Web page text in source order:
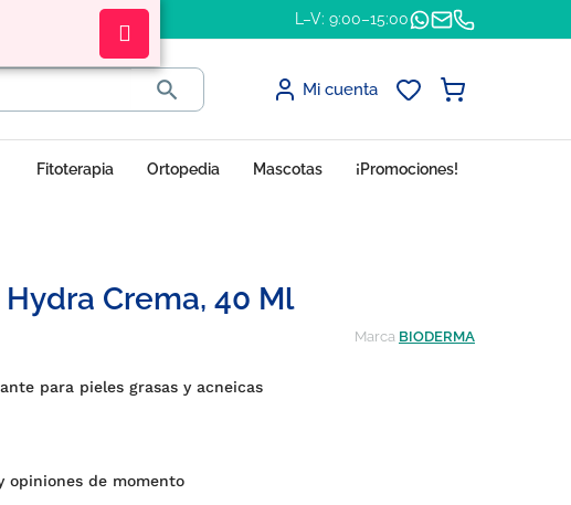
L–V: 9:00–15:00
 Mi cuenta
Fitoterapia Ortopedia Mascotas ¡Promociones!
Crema, 40 Ml
Marca BIODERMA
para pieles grasas y acneicas
opiniones de momento